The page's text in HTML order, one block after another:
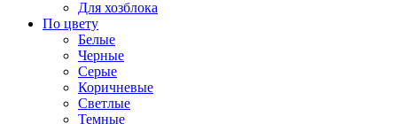
Для хозблока
По цвету
Белые
Черные
Серые
Коричневые
Светлые
Темные